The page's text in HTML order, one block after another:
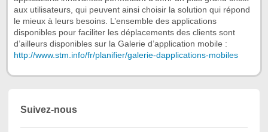
aux utilisateurs, qui peuvent ainsi choisir la solution qui répond
le mieux à leurs besoins. L’ensemble des applications
disponibles pour faciliter les déplacements des clients sont
d’ailleurs disponibles sur la Galerie d’application mobile :
http://www.stm.info/fr/planifier/galerie-dapplications-mobiles
Suivez-nous